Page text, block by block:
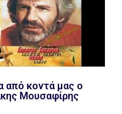
από κοντά μας ο
Μουσαφίρης